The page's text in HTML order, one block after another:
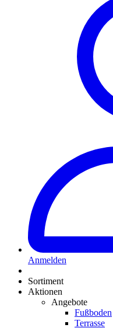
Anmelden
Sortiment
Aktionen
Angebote
Fußboden
Terrasse